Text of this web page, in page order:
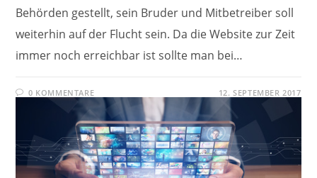
Behörden gestellt, sein Bruder und Mitbetreiber soll
weiterhin auf der Flucht sein. Da die Website zur Zeit
immer noch erreichbar ist sollte man bei…
0 KOMMENTARE 12. SEPTEMBER 2017